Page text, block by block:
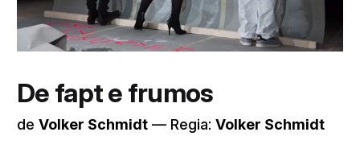
De fapt e frumos
deVolker Schmidt –– Regia:Volker Schmidt